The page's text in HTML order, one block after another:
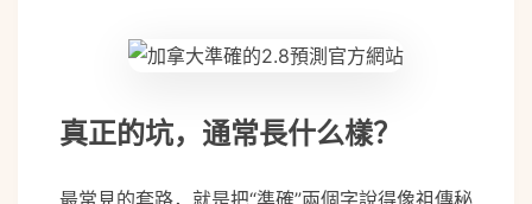
真正的坑，通常長什么樣？
最常見的套路，就是把“準確”兩個字說得像祖傳秘